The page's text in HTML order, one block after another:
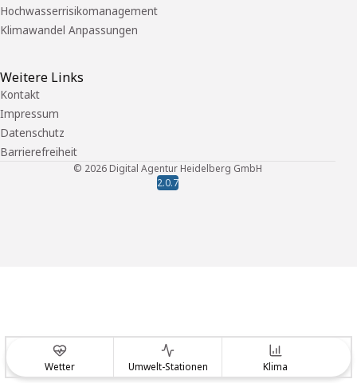
Hochwasserrisikomanagement
Klimawandel Anpassungen
Weitere Links
Kontakt
Impressum
Datenschutz
Barrierefreiheit
© 2026 Digital Agentur Heidelberg GmbH
2.0.7
Wetter Umwelt-Stationen Klima